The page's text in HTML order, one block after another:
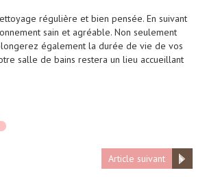
régulière et bien pensée. En suivant
sain et agréable. Non seulement
également la durée de vie de vos
salle de bains restera un lieu accueillant
Article suivant